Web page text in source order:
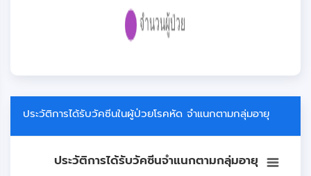
ประวัติการได้รับวัคซีนในผู้ป่วยโรคหัด จำแนกตามกลุ่มอายุ
ประวัติการได้รับวัคซีนจำแนกตามกลุ่มอายุ
ประวัติการได้รับวัคซีนจำแนกตามกลุ่มอายุ